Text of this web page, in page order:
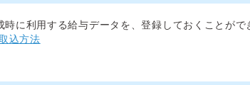
時に利用する給与データを、登録しておくことがで
込方法